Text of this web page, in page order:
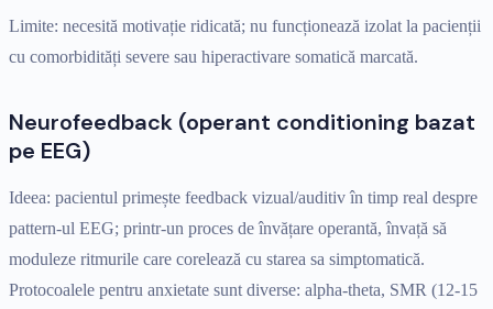
Limite: necesită motivație ridicată; nu funcționează izolat la pacienții
cu comorbidități severe sau hiperactivare somatică marcată.
Neurofeedback (operant conditioning bazat
pe EEG)
Ideea: pacientul primește feedback vizual/auditiv în timp real despre
pattern-ul EEG; printr-un proces de învățare operantă, învață să
moduleze ritmurile care corelează cu starea sa simptomatică.
Protocoalele pentru anxietate sunt diverse: alpha-theta, SMR (12-15